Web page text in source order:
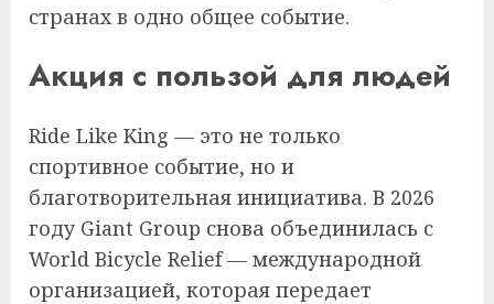
странах в одно общее событие.
Акция с пользой для людей
Ride Like King — это не только
спортивное событие, но и
благотворительная инициатива. В 2026
году Giant Group снова объединилась с
World Bicycle Relief — международной
организацией, которая передает